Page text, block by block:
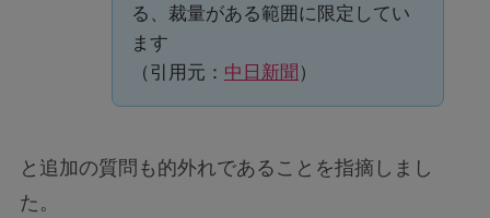
る、裁量がある範囲に限定してい
ます
（引用元： 中日新聞 ）
と追加の質問も的外れであることを指摘しまし
た。